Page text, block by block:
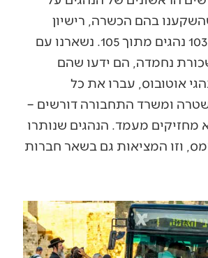
בהם הכשרה, רישיון
ולימודים, עזבו 103 נהגים מתוך 105. נשארנו עם
נחמדה, הם ידעו שהם
אוטובוס, עברו את כל
ומשרד התחבורה דורשים –
מחזיקים מעמד. הנהגים שנותרו
וזו המציאות גם בשאר חברות